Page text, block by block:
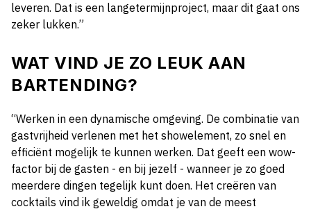
leveren. Dat is een langetermijnproject, maar dit gaat ons
zeker lukken.”
WAT VIND JE ZO LEUK AAN
BARTENDING?
“Werken in een dynamische omgeving. De combinatie van
gastvrijheid verlenen met het showelement, zo snel en
efficiënt mogelijk te kunnen werken. Dat geeft een wow-
factor bij de gasten - en bij jezelf - wanneer je zo goed
meerdere dingen tegelijk kunt doen. Het creëren van
cocktails vind ik geweldig omdat je van de meest